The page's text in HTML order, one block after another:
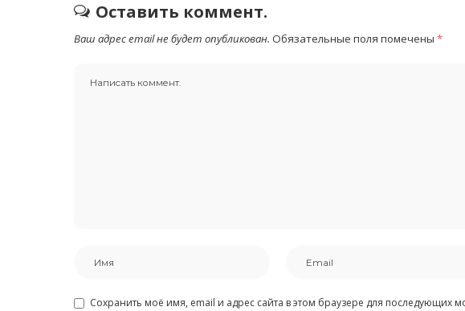
Оставить коммент.
Ваш адрес email не будет опубликован. Обязательные поля помечены *
Сохранить моё имя, email и адрес сайта в этом браузере для последующих